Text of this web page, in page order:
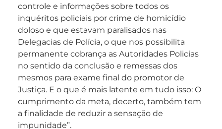
controle e informações sobre todos os
inquéritos policiais por crime de homicídio
doloso e que estavam paralisados nas
Delegacias de Polícia, o que nos possibilita
permanente cobrança as Autoridades Policias
no sentido da conclusão e remessas dos
mesmos para exame final do promotor de
Justiça. E o que é mais latente em tudo isso: O
cumprimento da meta, decerto, também tem
a finalidade de reduzir a sensação de
impunidade”.